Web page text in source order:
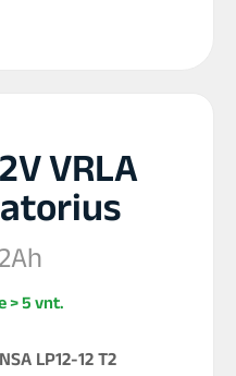
VRLA
> 5 vnt.
NSA LP12-12 T2